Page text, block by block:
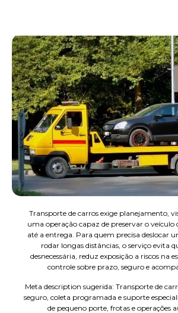
Transporte de carros exige planejamento,
uma operação capaz de preservar o veículo
até a entrega. Para quem precisa deslocar
rodar longas distâncias, o serviço evita
desnecessária, reduz exposição a riscos na
controle sobre prazo, seguro e
Meta description sugerida: Transporte de
seguro, coleta programada e suporte
de pequeno porte, frotas e operações